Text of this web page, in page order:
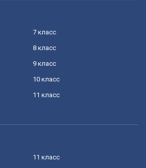
7 класс
8 класс
9 класс
10 класс
11 класс
11 класс